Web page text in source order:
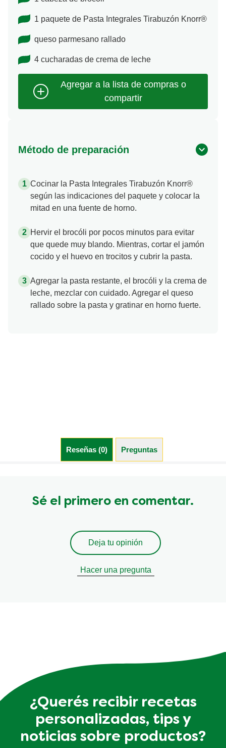
1 paquete de Pasta Integrales Tirabuzón Knorr®
queso parmesano rallado
4 cucharadas de crema de leche
Método de preparación
Cocinar la Pasta Integrales Tirabuzón Knorr®
según las indicaciones del paquete y colocar la
mitad en una fuente de horno.
Hervir el brocóli por pocos minutos para evitar
que quede muy blando. Mientras, cortar el jamón
cocido y el huevo en trocitos y cubrir la pasta.
Agregar la pasta restante, el brocóli y la crema de
leche, mezclar con cuidado. Agregar el queso
rallado sobre la pasta y gratinar en horno fuerte.
Reseñas (0) Preguntas (0)
Sé el primero en comentar.
Deja tu opinión
Hacer una pregunta
¿Querés recibir recetas
personalizadas, tips y
noticias sobre productos?